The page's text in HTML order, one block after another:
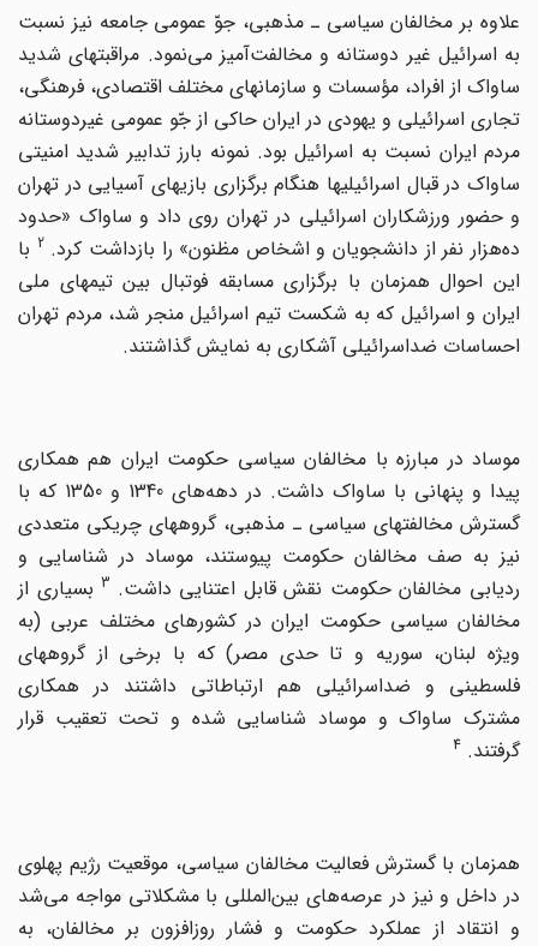
علاوه بر مخالفان سیاسی ـ مذهبی، جوّ عمومی جامعه نیز نسبت
به اسرائیل غیر دوستانه و مخالفت‌آمیز می‌نمود. مراقبتهای شدید
ساواک از افراد، مؤسسات و سازمانهای مختلف اقتصادی، فرهنگی،
تجاری اسرائیلی و یهودی در ایران حاکی از جّو عمومی غیردوستانه
مردم ایران نسبت به اسرائیل بود. نمونه بارز تدابیر شدید امنیتی
ساواک در قبال اسرائیلیها هنگام برگزاری بازیهای آسیایی در تهران
و حضور ورزشکاران اسرائیلی در تهران روی داد و ساواک «حدود
ده‌هزار نفر از دانشجویان و اشخاص مظنون» را بازداشت کرد.2 با
این احوال همزمان با برگزاری مسابقه فوتبال بین تیمهای ملی
ایران و اسرائیل که به شکست تیم اسرائیل منجر شد، مردم تهران
احساسات ضداسرائیلی آشکاری به نمایش گذاشتند.
موساد در مبارزه با مخالفان سیاسی حکومت ایران هم همکاری
پیدا و پنهانی با ساواک داشت. در دهه‌های 1340 و 1350 که با
گسترش مخالفتهای سیاسی ـ مذهبی، گروههای چریکی متعددی
نیز به صف مخالفان حکومت پیوستند، موساد در شناسایی و
ردیابی مخالفان حکومت نقش قابل اعتنایی داشت.3 بسیاری از
مخالفان سیاسی حکومت ایران در کشورهای مختلف عربی (به
ویژه لبنان، سوریه و تا حدی مصر) که با برخی از گروههای
فلسطینی و ضداسرائیلی هم ارتباطاتی داشتند در همکاری
مشترک ساواک و موساد شناسایی شده و تحت تعقیب قرار
گرفتند.4
همزمان با گسترش فعالیت مخالفان سیاسی، موقعیت رژیم پهلوی
در داخل و نیز در عرصه‌های بین‌المللی با مشکلاتی مواجه می‌شد
و انتقاد از عملکرد حکومت و فشار روزافزون بر مخالفان، به